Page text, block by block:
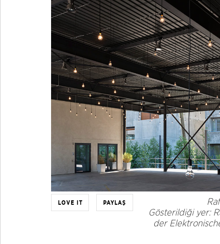
LOVE IT PAYLAŞ
Gösterildiği yer:
der